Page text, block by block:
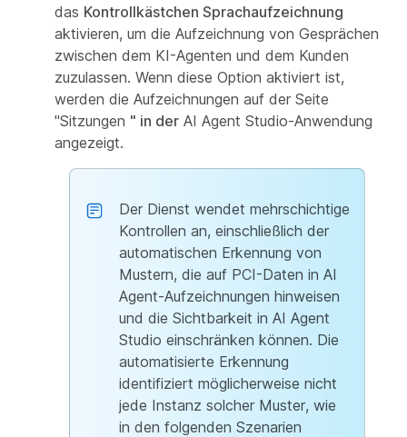
das Kontrollkästchen Sprachaufzeichnung
aktivieren, um die Aufzeichnung von Gesprächen
zwischen dem KI-Agenten und dem Kunden
zuzulassen. Wenn diese Option aktiviert ist,
werden die Aufzeichnungen auf der Seite
"Sitzungen " in der AI Agent Studio-Anwendung
angezeigt.
Der Dienst wendet mehrschichtige
Kontrollen an, einschließlich der
automatischen Erkennung von
Mustern, die auf PCI-Daten in AI
Agent-Aufzeichnungen hinweisen
und die Sichtbarkeit in AI Agent
Studio einschränken können. Die
automatisierte Erkennung
identifiziert möglicherweise nicht
jede Instanz solcher Muster, wie
in den folgenden Szenarien